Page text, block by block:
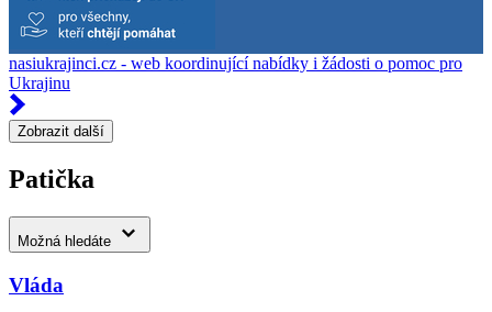
nasiukrajinci.cz - web koordinující nabídky i žádosti o pomoc pro
Ukrajinu
Zobrazit další
Patička
Možná hledáte
Vláda